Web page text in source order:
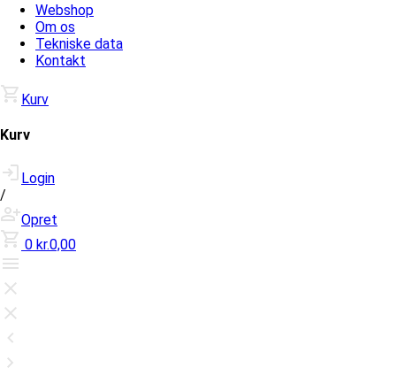
Webshop
Om os
Tekniske data
Kontakt
Kurv
Kurv
Login
/
Opret
0 kr.0,00